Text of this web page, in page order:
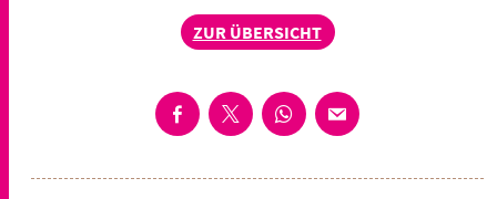
ZUR ÜBERSICHT